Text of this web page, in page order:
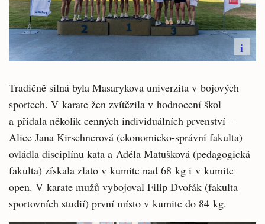
i
Tradičně silná byla Masarykova univerzita v bojových
sportech. V karate žen zvítězila v hodnocení škol
a přidala několik cenných individuálních prvenství –
Alice Jana Kirschnerová (ekonomicko-správní fakulta)
ovládla disciplínu kata a Adéla Matušková (pedagogická
fakulta) získala zlato v kumite nad 68 kg i v kumite
open. V karate mužů vybojoval Filip Dvořák (fakulta
sportovních studií) první místo v kumite do 84 kg.